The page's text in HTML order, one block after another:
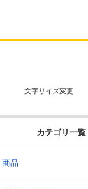
文字サイズ変更
カテゴリ一覧
商品